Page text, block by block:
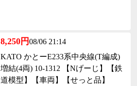
8,250円08/06 21:14
KATO かとーE233系中央線(T編成)
増結(4両) 10-1312 【Nげーじ】【鉄
道模型】【車両】【せっと品】